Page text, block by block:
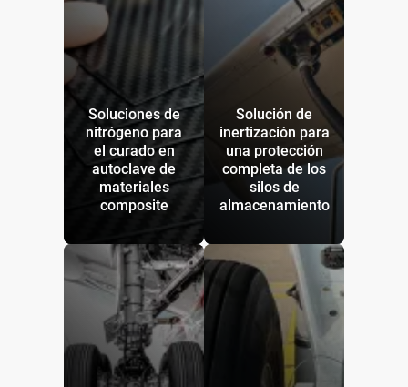
Soluciones de
nitrógeno para
el curado en
autoclave de
materiales
composite
Solución de
inertización para
una protección
completa de los
silos de
almacenamiento